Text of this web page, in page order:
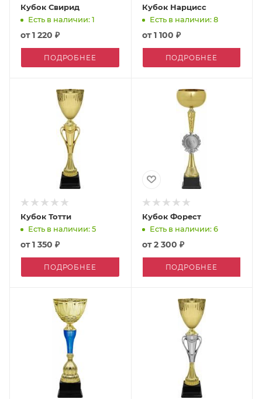
Кубок Свирид
Есть в наличии: 1
от1 220 ₽
ПОДРОБНЕЕ
Кубок Нарцисс
Есть в наличии: 8
от1 100 ₽
ПОДРОБНЕЕ
Кубок Тотти
Есть в наличии: 5
от1 350 ₽
ПОДРОБНЕЕ
Кубок Форест
Есть в наличии: 6
от2 300 ₽
ПОДРОБНЕЕ